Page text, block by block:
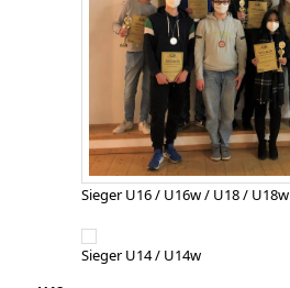
Sieger U16 / U16w / U18 / U18w
Sieger U14 / U14w